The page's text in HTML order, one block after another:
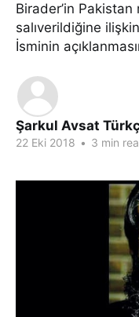
Birader’in Pakistan
salıverildiğine
İsminin
Şarkul Avsat
22 Eki 2018 • 3 min